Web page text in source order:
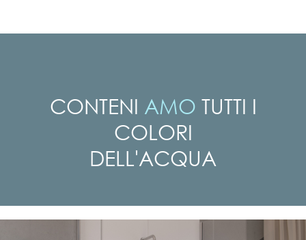
CONTENI AMO TUTTI I
COLORI
DELL'ACQUA